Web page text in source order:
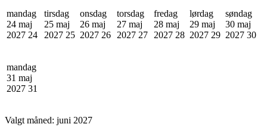
mandag
24 maj
2027 24
tirsdag
25 maj
2027 25
onsdag
26 maj
2027 26
torsdag
27 maj
2027 27
fredag
28 maj
2027 28
lørdag
29 maj
2027 29
søndag
30 maj
2027 30
mandag
31 maj
2027 31
Valgt måned: juni 2027